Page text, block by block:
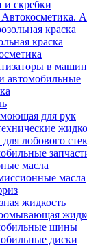
скребки
краска
краска
в
автомобильные
для рук
лобового
масла
масла
жидкость
шины
диски